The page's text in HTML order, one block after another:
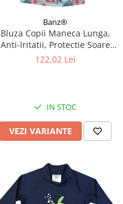
Banz®
Bluza Copii Maneca Lunga,
Anti-Iritatii, Protectie Soare
UPF50+, Floral Mint, Diverse
122,02 Lei
IN STOC
VEZI VARIANTE